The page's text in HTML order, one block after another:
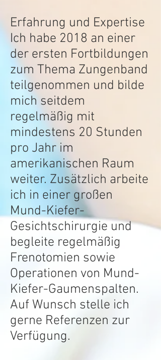
Erfahrung und Expertise
Ich habe 2018 an einer
der ersten Fortbildungen
zum Thema Zungenband
teilgenommen und bilde
mich seitdem
regelmäßig mit
mindestens 20 Stunden
pro Jahr im
amerikanischen Raum
weiter. Zusätzlich arbeite
ich in einer großen
Mund-Kiefer-
Gesichtschirurgie und
begleite regelmäßig
Frenotomien sowie
Operationen von Mund-
Kiefer-Gaumenspalten.
Auf Wunsch stelle ich
gerne Referenzen zur
Verfügung.